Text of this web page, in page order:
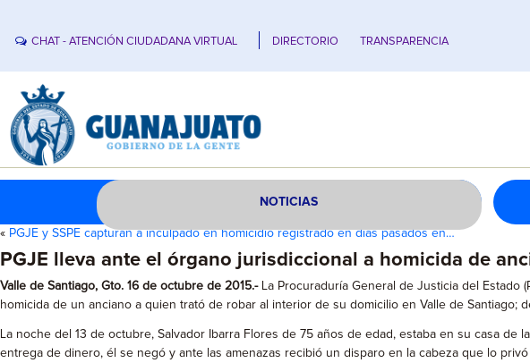
CHAT - ATENCIÓN CIUDADANA VIRTUAL DIRECTORIO TRANSPARENCIA
NOTICIAS
« PGJE y SSPE capturan a inculpado en homicidio registrado en días pasados en…
PGJE lleva ante el órgano jurisdiccional a homicida de
Valle de Santiago, Gto. 16 de octubre de 2015.-La Procuraduría General de Justicia del Estado
homicida de un anciano a quien trató de robar al interior de su domicilio en Valle de Santiago;
La noche del 13 de octubre, Salvador Ibarra Flores de 75 años de edad, estaba en su casa
entrega de dinero, él se negó y ante las amenazas recibió un disparo en la cabeza que lo